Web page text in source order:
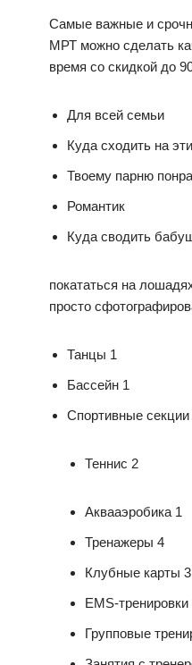
Самые важные и
МРТ можно сделать
время со скидкой до
Для всей семьи
Куда сходить на
Твоему парню
Романтик
Куда сводить
покататься на
просто
Танцы 1
Бассейн 1
Спортивные секции
Теннис 2
Аквааэробика 1
Тренажеры 4
Клубные карты 3
EMS-тренировки
Групповые